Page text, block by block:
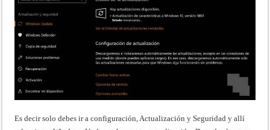
Es decir solo debes ir a configuración, Actualización y Seguridad y allí